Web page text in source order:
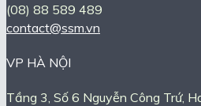
(08) 88 589 489
contact@ssm.vn
VP HÀ NỘI
Tầng 3, Số 6 Nguyễn Công Trứ,